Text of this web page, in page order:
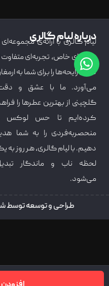
درباره لیام گالری
لیام گالری با ارائه‌ی مجموعه‌ای از
عطرهای خاص، تجربه‌ای متفاوت از
دنیای رایحه‌ها را برای شما به ارمغان
می‌آورد. ما با عشق و دقت،
گلچینی از بهترین عطرها را فراهم
کرده‌ایم تا حس لوکس و
منحصربه‌فردی را به شما هدیه
دهیم. با لیام گالری، هر روز به یک
لحظه ناب و ماندگار تبدیل
می‌شود.
طراحی و توسعه توسط